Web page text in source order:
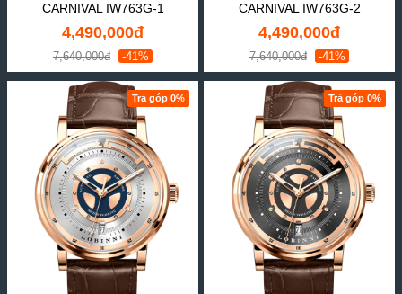
CARNIVAL IW763G-1
4,490,000đ
7,640,000đ -41%
CARNIVAL IW763G-2
4,490,000đ
7,640,000đ -41%
Trả góp 0% Trả góp 0%